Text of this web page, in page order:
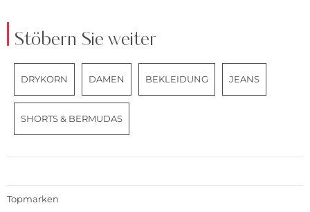
Stöbern Sie weiter
DRYKORN DAMEN BEKLEIDUNG JEANS
SHORTS & BERMUDAS
Topmarken